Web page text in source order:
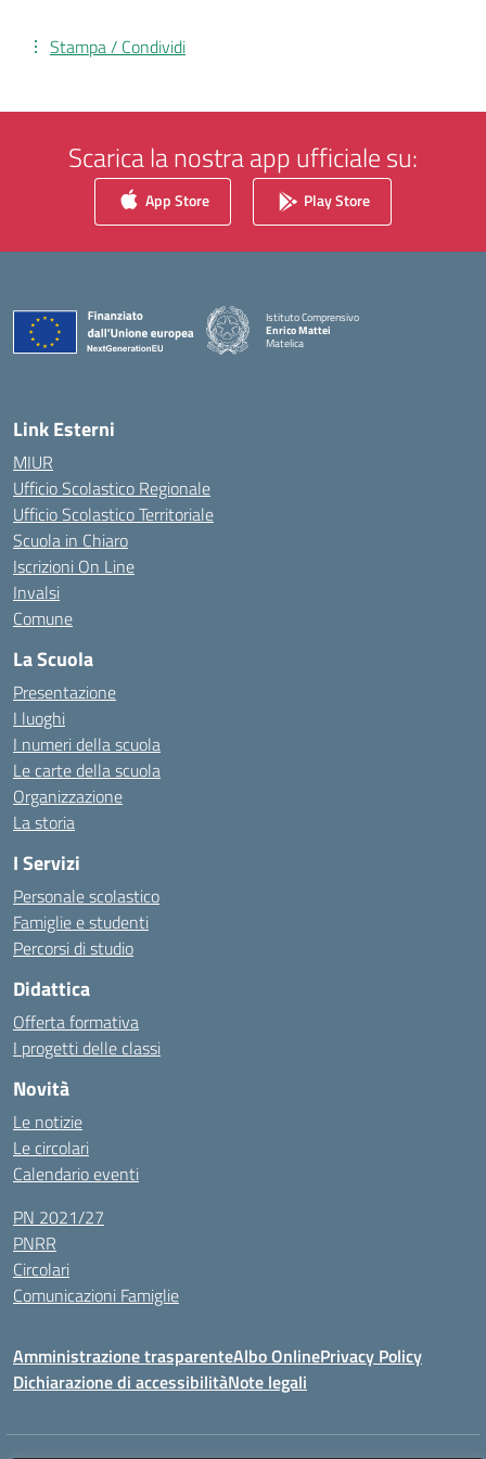
Stampa / Condividi
Scarica la nostra app ufficiale su:
App Store Play Store
Istituto Comprensivo
Enrico Mattei
Matelica
Link Esterni
MIUR
Ufficio Scolastico Regionale
Ufficio Scolastico Territoriale
Scuola in Chiaro
Iscrizioni On Line
Invalsi
Comune
La Scuola
Presentazione
I luoghi
I numeri della scuola
Le carte della scuola
Organizzazione
La storia
I Servizi
Personale scolastico
Famiglie e studenti
Percorsi di studio
Didattica
Offerta formativa
I progetti delle classi
Novità
Le notizie
Le circolari
Calendario eventi
PN 2021/27
PNRR
Circolari
Comunicazioni Famiglie
Amministrazione trasparenteAlbo OnlinePrivacy Policy
Dichiarazione di accessibilitàNote legali